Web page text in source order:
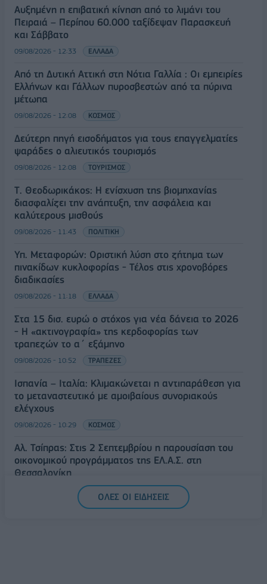
Αυξημένη η επιβατική κίνηση από το λιμάνι του
Πειραιά – Περίπου 60.000 ταξίδεψαν Παρασκευή
και Σάββατο
09/08/2026 - 12:33 ΕΛΛΑΔΑ
Από τη Δυτική Αττική στη Νότια Γαλλία : Οι εμπειρίες
Ελλήνων και Γάλλων πυροσβεστών από τα πύρινα
μέτωπα
09/08/2026 - 12:08 ΚΟΣΜΟΣ
Δεύτερη πηγή εισοδήματος για τους επαγγελματίες
ψαράδες ο αλιευτικός τουρισμός
09/08/2026 - 12:08 ΤΟΥΡΙΣΜΟΣ
Τ. Θεοδωρικάκος: Η ενίσχυση της βιομηχανίας
διασφαλίζει την ανάπτυξη, την ασφάλεια και
καλύτερους μισθούς
09/08/2026 - 11:43 ΠΟΛΙΤΙΚΗ
Υπ. Μεταφορών: Οριστική λύση στο ζήτημα των
πινακίδων κυκλοφορίας - Τέλος στις χρονοβόρες
διαδικασίες
09/08/2026 - 11:18 ΕΛΛΑΔΑ
Στα 15 δισ. ευρώ ο στόχος για νέα δάνεια το 2026
- Η «ακτινογραφία» της κερδοφορίας των
τραπεζών το α΄ εξάμηνο
09/08/2026 - 10:52 ΤΡΑΠΕΖΕΣ
Ισπανία – Ιταλία: Κλιμακώνεται η αντιπαράθεση για
το μεταναστευτικό με αμοιβαίους συνοριακούς
ελέγχους
09/08/2026 - 10:29 ΚΟΣΜΟΣ
Αλ. Τσίπρας: Στις 2 Σεπτεμβρίου η παρουσίαση του
οικονομικού προγράμματος της ΕΛ.Α.Σ. στη
Θεσσαλονίκη
ΠΟΛΙΤΙΚΗ
Κορυφώνεται η έξοδος του Αυγούστου – Πάνω από
ΟΛΕΣ ΟΙ ΕΙΔΗΣΕΙΣ